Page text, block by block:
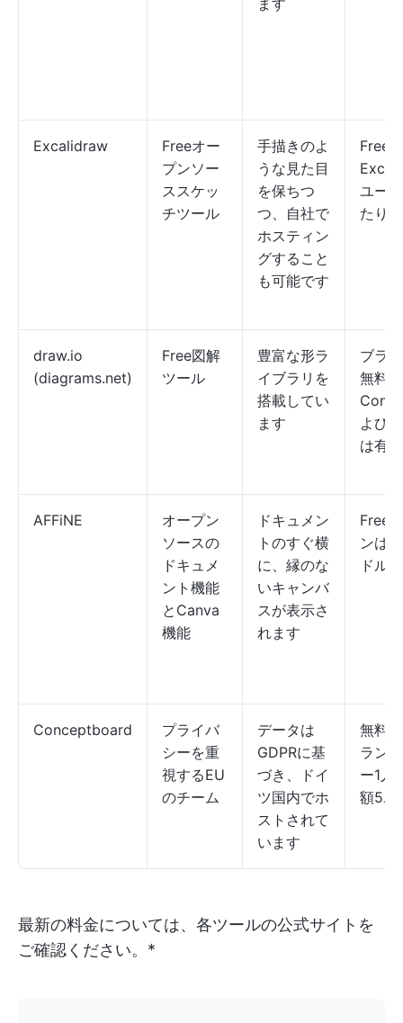
ます
Excalidraw
Freeオー
プンソー
ススケッ
チツール
手描きのよ
うな見た目
を保ちつ
つ、自社で
ホスティン
グすること
も可能です
Free；
ユー
たり
draw.io
(diagrams.net)
Free図解
ツール
豊富な形ラ
イブラリを
搭載してい
ます
ブラ
無料。
よび
は有
AFFiNE
オープン
ソースの
ドキュメ
ント機能
とCanva
機能
ドキュメン
トのすぐ横
に、縁のな
いキャンバ
スが表示さ
れます
Free
ンは
ドル
Conceptboard
プライバ
シーを重
視するEU
のチーム
データは
GDPRに基
づき、ドイ
ツ国内でホ
ストされて
います
無料
ラン
ー1人
額5ユ
最新の料金については、各ツールの公式サイトを
ご確認ください。*